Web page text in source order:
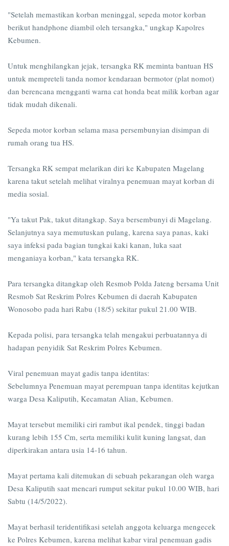
"Setelah memastikan korban meninggal, sepeda motor korban
berikut handphone diambil oleh tersangka," ungkap Kapolres
Kebumen.
Untuk menghilangkan jejak, tersangka RK meminta bantuan HS
untuk mempreteli tanda nomor kendaraan bermotor (plat nomot)
dan berencana mengganti warna cat honda beat milik korban agar
tidak mudah dikenali.
Sepeda motor korban selama masa persembunyian disimpan di
rumah orang tua HS.
Tersangka RK sempat melarikan diri ke Kabupaten Magelang
karena takut setelah melihat viralnya penemuan mayat korban di
media sosial.
"Ya takut Pak, takut ditangkap. Saya bersembunyi di Magelang.
Selanjutnya saya memutuskan pulang, karena saya panas, kaki
saya infeksi pada bagian tungkai kaki kanan, luka saat
menganiaya korban," kata tersangka RK.
Para tersangka ditangkap oleh Resmob Polda Jateng bersama Unit
Resmob Sat Reskrim Polres Kebumen di daerah Kabupaten
Wonosobo pada hari Rabu (18/5) sekitar pukul 21.00 WIB.
Kepada polisi, para tersangka telah mengakui perbuatannya di
hadapan penyidik Sat Reskrim Polres Kebumen.
Viral penemuan mayat gadis tanpa identitas:
Sebelumnya Penemuan mayat perempuan tanpa identitas kejutkan
warga Desa Kaliputih, Kecamatan Alian, Kebumen.
Mayat tersebut memiliki ciri rambut ikal pendek, tinggi badan
kurang lebih 155 Cm, serta memiliki kulit kuning langsat, dan
diperkirakan antara usia 14-16 tahun.
Mayat pertama kali ditemukan di sebuah pekarangan oleh warga
Desa Kaliputih saat mencari rumput sekitar pukul 10.00 WIB, hari
Sabtu (14/5/2022).
Mayat berhasil teridentifikasi setelah anggota keluarga mengecek
ke Polres Kebumen, karena melihat kabar viral penemuan gadis